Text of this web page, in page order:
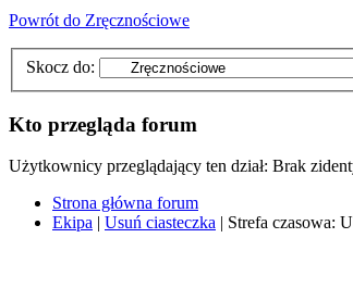
Powrót do Zręcznościowe
Skocz do:
Kto przegląda forum
Użytkownicy przeglądający ten dział: Brak
Strona główna forum
Ekipa
Usuń ciasteczka Strefa czasowa: